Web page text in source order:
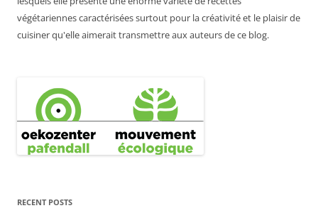
végétariennes caractérisées surtout pour la créativité et le plaisir de
cuisiner qu'elle aimerait transmettre aux auteurs de ce blog.
RECENT POSTS